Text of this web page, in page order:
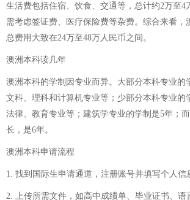
生活费包括住宿、饮食、交通等，总计约2万至4
需考虑签证费、医疗保险费等杂费。综合来看，
总费用大致在24万至48万人民币之间。
澳洲本科读几年
澳洲本科的学制因专业而异。大部分本科专业的
文科、理科和计算机专业等；少部分本科专业的
法律、教育专业等；建筑学专业的学制是5年；
长，是6年。
澳洲本科申请流程
1. 找到国际生申请通道，注册账号并填写个人信
2. 上传所需文件，如高中成绩单、毕业证书、语